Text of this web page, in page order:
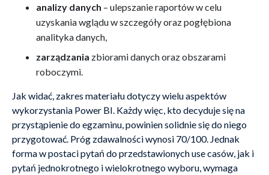
analizy danych – ulepszanie raportów w celu
uzyskania wglądu w szczegóły oraz pogłębiona
analityka danych,
zarządzania zbiorami danych oraz obszarami
roboczymi.
Jak widać, zakres materiału dotyczy wielu aspektów
wykorzystania Power BI. Każdy więc, kto decyduje się na
przystąpienie do egzaminu, powinien solidnie się do niego
przygotować. Próg zdawalności wynosi 70/100. Jednak
forma w postaci pytań do przedstawionych use casów, jak i
pytań jednokrotnego i wielokrotnego wyboru, wymaga